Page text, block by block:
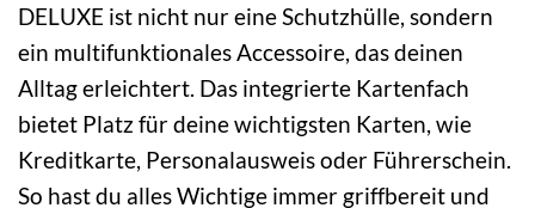
DELUXE ist nicht nur eine Schutzhülle, sondern
ein multifunktionales Accessoire, das deinen
Alltag erleichtert. Das integrierte Kartenfach
bietet Platz für deine wichtigsten Karten, wie
Kreditkarte, Personalausweis oder Führerschein.
So hast du alles Wichtige immer griffbereit und